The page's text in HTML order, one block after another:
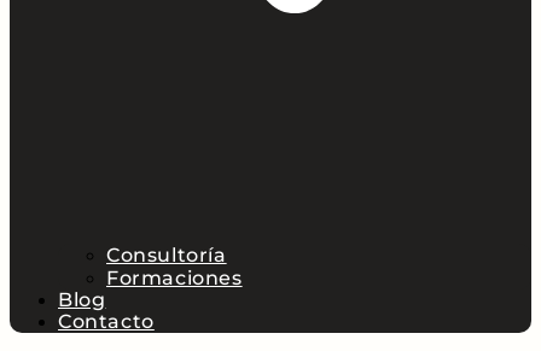
Consultoría
Formaciones
Blog
Contacto